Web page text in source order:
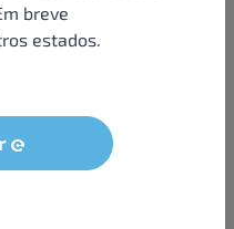
breve
estados.